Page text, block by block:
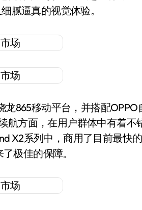
腻逼真的视觉体验。
865移动平台，并搭配OPPO
航方面，在用户群体中有着不
X2系列中，商用了目前最快
极佳的保障。